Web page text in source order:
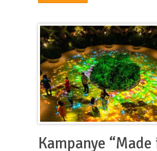
Kampanye “Made